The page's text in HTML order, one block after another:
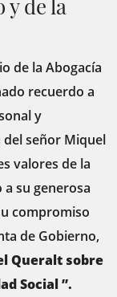
y de la
de la Abogacía
recuerdo a
y
señor Miquel
valores de la
su generosa
compromiso
de Gobierno,
Queralt sobre
Social ”.